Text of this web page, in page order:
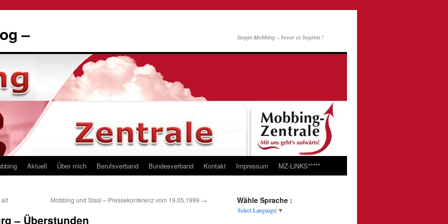
– Stoppt Mobbing – bevor es beginnt !
Aktuell Über mich Berufsverband Bundesverband Kontakt Impressum MZ-LiNKS*****
alt Mobbing und Stasi – Pressekonferenz vom 19.05.1999 →
– Überstunden
Wähle Sprache :
Select Language ▼